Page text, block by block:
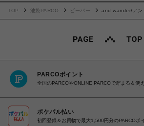
TOP 池袋PARCO ビーバー
and wander/アン
PARCOポイント
全国のPARCOやONLINE PARCOで貯まる＆使
ポケパル払い
初回登録＆お買物で最大1,500円分のPARCOポ